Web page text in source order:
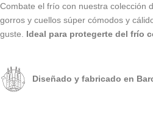
Combate el frío con nuestra colección
gorros y cuellos súper cómodos y
guste.
Ideal para protegerte del frío
Diseñado y fabricado en